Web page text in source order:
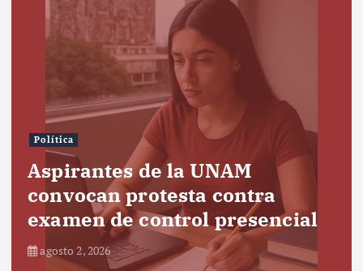
Política
Aspirantes de la UNAM
convocan protesta contra
examen de control presencial
agosto 2, 2026